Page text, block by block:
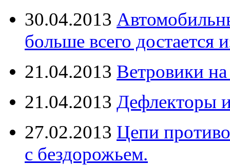
30.04.2013
больше всего достается
21.04.2013 Ветровики
21.04.2013 Дефлекторы
27.02.2013 Цепи
с бездорожьем.